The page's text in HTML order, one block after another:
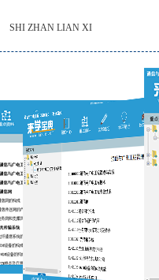
SHI ZHAN LIAN XI